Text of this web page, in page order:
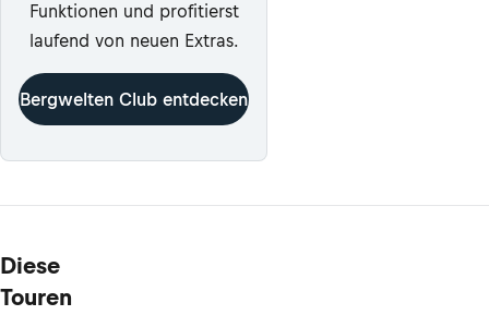
Funktionen und profitierst
laufend von neuen Extras.
Bergwelten Club entdecken
Diese
Touren